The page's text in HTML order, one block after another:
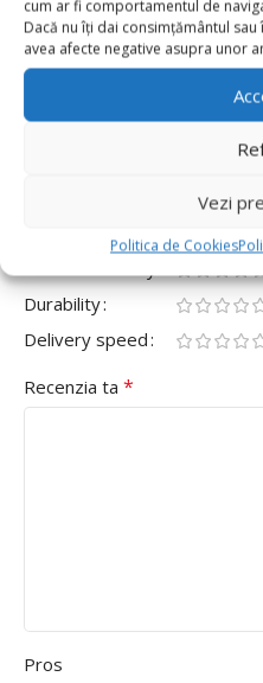
cum ar fi comportamentul de
Dacă nu îți dai consimțământul
avea afecte negative asupra unor
Vezi
Politica de Cookies
0
0
Fii primul care scrii o
Baloane Latex Retro
Adresa ta de email nu va fi
*
Durability
Delivery speed
Recenzia ta *
Pros